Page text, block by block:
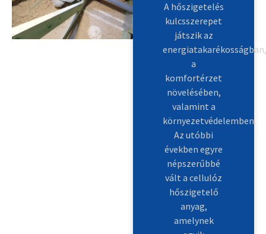
A hőszigetelés
kulcsszerepet
játszik az
energiatakarékosságban,
a
komfortérzet
növelésében,
valamint a
környezetvédelemben.
Az utóbbi
években egyre
népszerűbbé
vált a cellulóz
hőszigetelő
anyag,
amelynek